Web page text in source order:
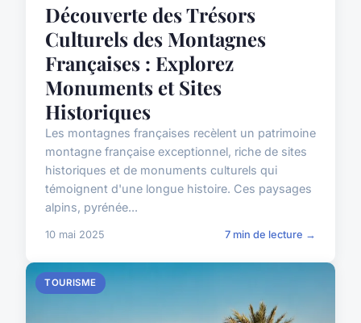
Découverte des Trésors
Culturels des Montagnes
Françaises : Explorez
Monuments et Sites
Historiques
Les montagnes françaises recèlent un patrimoine
montagne française exceptionnel, riche de sites
historiques et de monuments culturels qui
témoignent d'une longue histoire. Ces paysages
alpins, pyrénée...
10 mai 2025 7 min de lecture →
TOURISME